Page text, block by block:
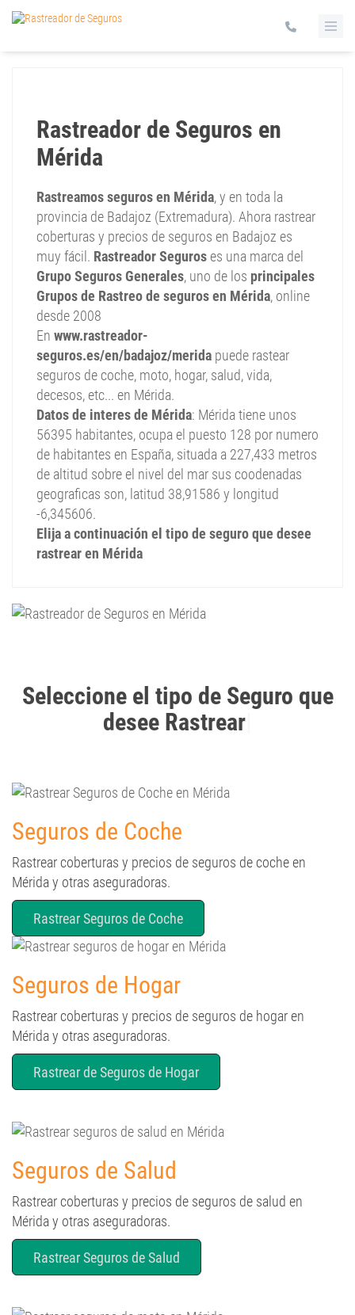
Rastreador de Seguros en
Mérida
Rastreamos seguros en Mérida, y en toda la
provincia de Badajoz (Extremadura). Ahora rastrear
coberturas y precios de seguros en Badajoz es
muy fácil. Rastreador Seguros es una marca del
Grupo Seguros Generales, uno de los principales
Grupos de Rastreo de seguros en Mérida, online
desde 2008
En www.rastreador-
seguros.es/en/badajoz/merida puede rastear
seguros de coche, moto, hogar, salud, vida,
decesos, etc... en Mérida.
Datos de interes de Mérida: Mérida tiene unos
56395 habitantes, ocupa el puesto 128 por numero
de habitantes en España, situada a 227,433 metros
de altitud sobre el nivel del mar sus coodenadas
geograficas son, latitud 38,91586 y longitud
-6,345606.
Elija a continuación el tipo de seguro que desee
rastrear en Mérida
|
Seguros de Coche
Rastrear coberturas y precios de seguros de coche en
Mérida y otras aseguradoras.
Rastrear Seguros de Coche
Seguros de Hogar
Rastrear coberturas y precios de seguros de hogar en
Mérida y otras aseguradoras.
Rastrear de Seguros de Hogar
Seguros de Salud
Rastrear coberturas y precios de seguros de salud en
Mérida y otras aseguradoras.
Rastrear Seguros de Salud